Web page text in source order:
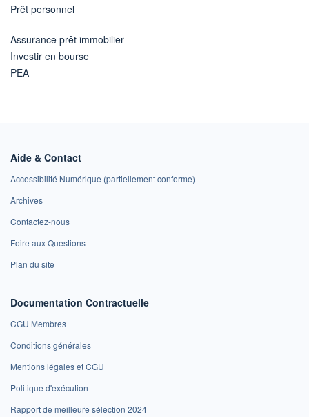
Prêt personnel
Assurance prêt immobilier
Investir en bourse
PEA
Aide & Contact
Accessibilité Numérique (partiellement conforme)
Archives
Contactez-nous
Foire aux Questions
Plan du site
Documentation Contractuelle
CGU Membres
Conditions générales
Mentions légales et CGU
Politique d'exécution
Rapport de meilleure sélection 2024